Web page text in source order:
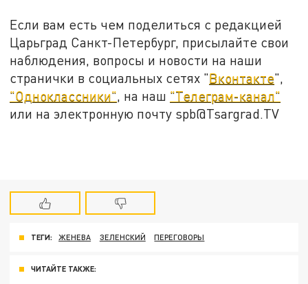
Если вам есть чем поделиться с редакцией
Царьград Санкт-Петербург, присылайте свои
наблюдения, вопросы и новости на наши
странички в социальных сетях "Вконтакте",
"Одноклассники", на наш "Телеграм-канал"
или на электронную почту spb@Tsargrad.TV
ТЕГИ: ЖЕНЕВА ЗЕЛЕНСКИЙ ПЕРЕГОВОРЫ
ЧИТАЙТЕ ТАКЖЕ: